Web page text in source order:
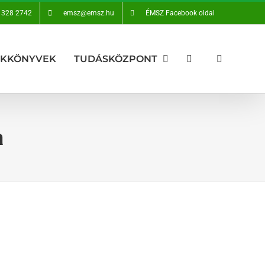
2742 emsz@emsz.hu ÉMSZ Facebook oldal
TUDÁSKÖZPONT